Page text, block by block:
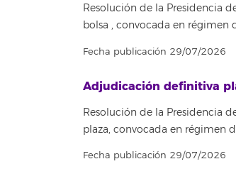
Resolución de la Presidencia
bolsa , convocada en régimen
Fecha publicación 29/07/2026
Adjudicación definitiva
Resolución de la Presidencia
plaza, convocada en régimen
Fecha publicación 29/07/2026